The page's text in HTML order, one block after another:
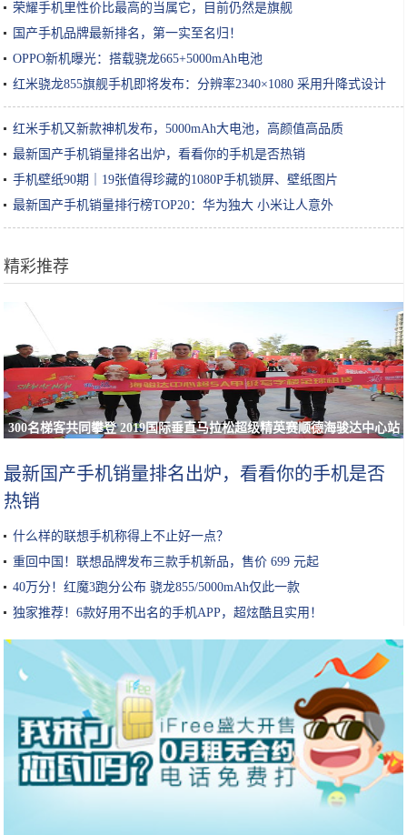
荣耀手机里性价比最高的当属它，目前仍然是旗舰
国产手机品牌最新排名，第一实至名归！
OPPO新机曝光：搭载骁龙665+5000mAh电池
红米骁龙855旗舰手机即将发布：分辨率2340×1080 采用升降式设计
红米手机又新款神机发布，5000mAh大电池，高颜值高品质
最新国产手机销量排名出炉，看看你的手机是否热销
手机壁纸90期｜19张值得珍藏的1080P手机锁屏、壁纸图片
最新国产手机销量排行榜TOP20：华为独大 小米让人意外
精彩推荐
300名梯客共同攀登 2019国际垂直马拉松超级精英赛顺德海骏达中心站
最新国产手机销量排名出炉，看看你的手机是否
热销
什么样的联想手机称得上不止好一点？
重回中国！联想品牌发布三款手机新品，售价 699 元起
40万分！红魔3跑分公布 骁龙855/5000mAh仅此一款
独家推荐！6款好用不出名的手机APP，超炫酷且实用！